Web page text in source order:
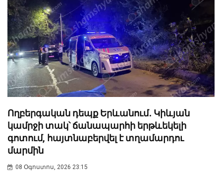
Ողբերգական դեպք Երևանում․ Կիևյան
կամրջի տակ՝ ճանապարհի երթևեկելի
գոտում, հայտնաբերվել է տղամարդու
մարմին
08 Օգոստոս, 2026 23:15